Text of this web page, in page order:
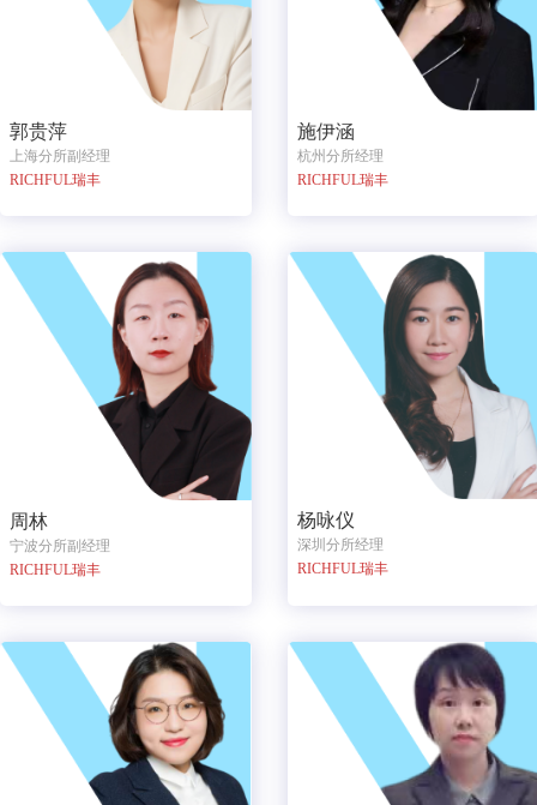
郭贵萍
上海分所副经理
RICHFUL瑞丰
施伊涵
杭州分所经理
RICHFUL瑞丰
周林
宁波分所副经理
RICHFUL瑞丰
杨咏仪
深圳分所经理
RICHFUL瑞丰